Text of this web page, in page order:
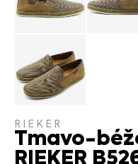
RIEKER
Tmavo-
RIEKER